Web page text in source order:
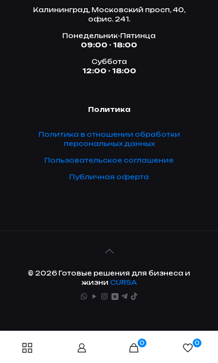
Калининград, Московский просп, 40,
офис. 241.
Понедельник-Пятинца
09:00 - 18:00
Суббота
12:00 - 18:00
Политика
Политика в отношении обработки
персональных данных
Пользовательское соглашение
Публичная оферта
© 2026 Готовые решения для бизнеса и
жизни CURSA
0 0